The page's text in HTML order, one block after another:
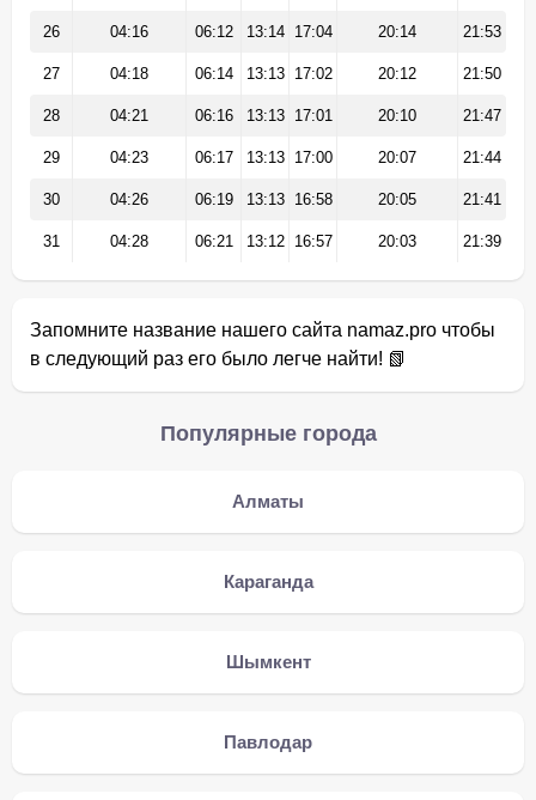
26 04:16 06:12 13:14 17:04 20:14 21:53
27 04:18 06:14 13:13 17:02 20:12 21:50
28 04:21 06:16 13:13 17:01 20:10 21:47
29 04:23 06:17 13:13 17:00 20:07 21:44
30 04:26 06:19 13:13 16:58 20:05 21:41
31 04:28 06:21 13:12 16:57 20:03 21:39
Запомните название нашего сайта namaz.pro чтобы
в следующий раз его было легче найти! 📗
Популярные города
Алматы
Караганда
Шымкент
Павлодар